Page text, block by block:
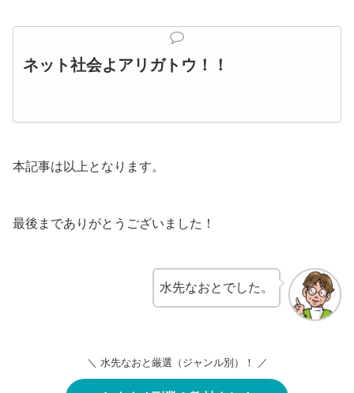
ネット社会よアリガトウ！！
本記事は以上となります。
最後までありがとうございました！
水先なおとでした。
＼ 水先なおと厳選（ジャンル別）！ ／